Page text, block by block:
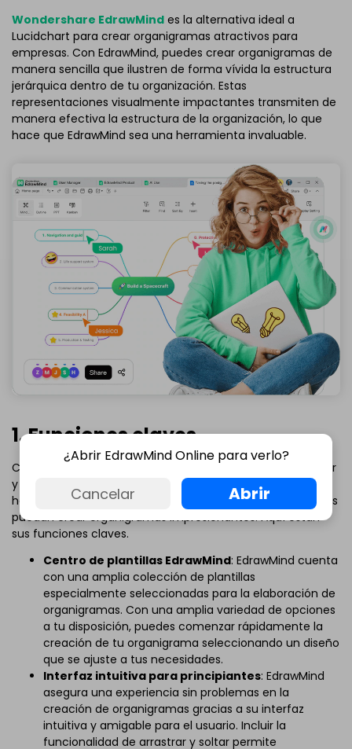
Wondershare EdrawMind es la alternativa ideal a
Lucidchart para crear organigramas atractivos para
empresas. Con EdrawMind, puedes crear organigramas de
manera sencilla que ilustren de forma vívida la estructura
jerárquica dentro de tu organización. Estas
representaciones visualmente impactantes transmiten de
manera efectiva la estructura de la organización, lo que
hace que EdrawMind sea una herramienta invaluable.
1. Funciones claves
Con su amplia variedad de funciones, interfaz fácil de usar
y opciones de personalización, EdrawMind ofrece una
herramienta integral y confiable para que los profesionales
puedan crear organigramas impresionantes. Aquí están
sus funciones claves.
Centro de plantillas EdrawMind: EdrawMind cuenta
con una amplia colección de plantillas
especialmente seleccionadas para la elaboración de
organigramas. Con una amplia variedad de opciones
a tu disposición, puedes comenzar rápidamente la
creación de tu organigrama seleccionando un diseño
que se ajuste a tus necesidades.
Interfaz intuitiva para principiantes: EdrawMind
asegura una experiencia sin problemas en la
creación de organigramas gracias a su interfaz
intuitiva y amigable para el usuario. Incluir la
funcionalidad de arrastrar y soltar permite
¿Abrir EdrawMind Online para verlo?
Cancelar Abrir